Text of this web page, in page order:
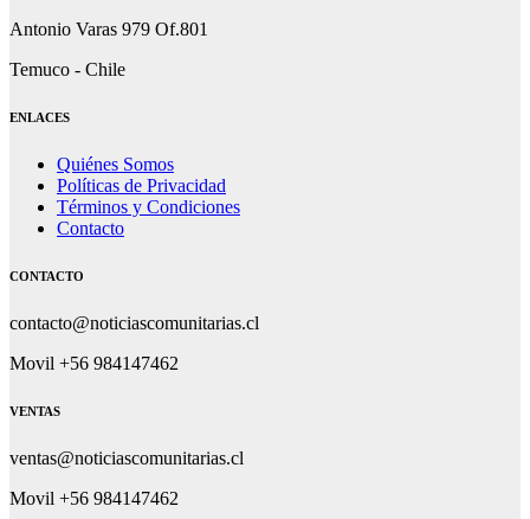
Antonio Varas 979 Of.801
Temuco - Chile
ENLACES
Quiénes Somos
Políticas de Privacidad
Términos y Condiciones
Contacto
CONTACTO
contacto@noticiascomunitarias.cl
Movil +56 984147462
VENTAS
ventas@noticiascomunitarias.cl
Movil +56 984147462